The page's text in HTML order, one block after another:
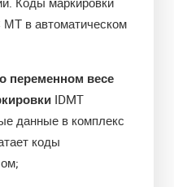
в автоматическом
переменном весе
IDMT
данные в комплекс
коды